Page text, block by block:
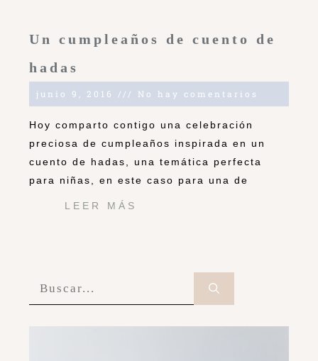
Un cumpleaños de cuento de
hadas
junio 9, 2016 No hay comentarios
Hoy comparto contigo una celebración
preciosa de cumpleaños inspirada en un
cuento de hadas, una temática perfecta
para niñas, en este caso para una de
LEER MÁS